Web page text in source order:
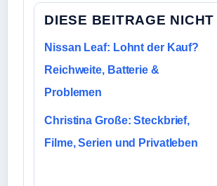
DIESE BEITRAGE
Nissan Leaf: Lohnt der Kauf?
Reichweite, Batterie &
Problemen
Christina Große: Steckbrief,
Filme, Serien und Privatleben